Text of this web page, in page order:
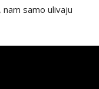
samo ulivaju